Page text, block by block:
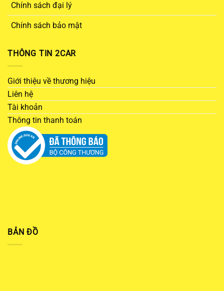
Chính sách đại lý
Chính sách bảo mật
THÔNG TIN 2CAR
Giới thiệu về thương hiệu
Liên hệ
Tài khoản
Thông tin thanh toán
BẢN ĐỒ